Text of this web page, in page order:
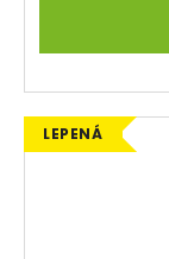
LEPENÁ